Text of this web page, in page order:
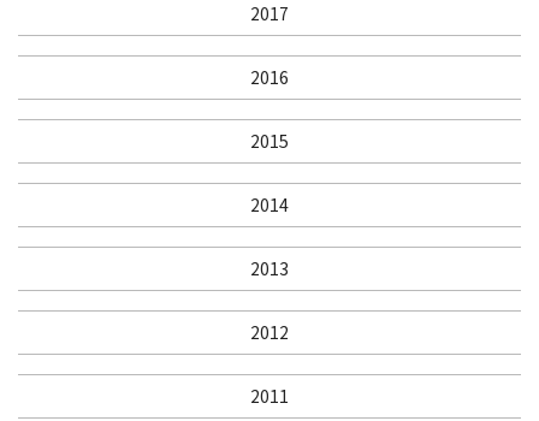
2017
2016
2015
2014
2013
2012
2011